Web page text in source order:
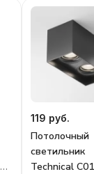
119 руб.
Потолочный
светильник
Technical